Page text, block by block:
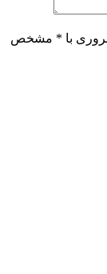
ضروری با * مشخص